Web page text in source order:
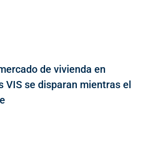
de vivienda en
VIS se disparan mientras el